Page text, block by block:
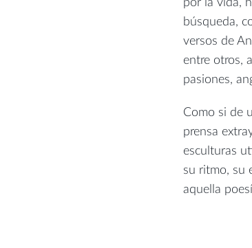
búsqueda,
versos de
entre otros,
pasiones,
Como si de
prensa
esculturas
su ritmo, su
aquella